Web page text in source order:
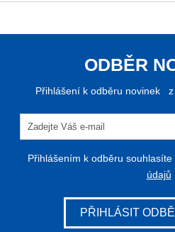
ODBĚR
Přihlášení k odběru novinek
Přihlášením k odběru souhlasíte
údajů
PŘIHLÁSIT